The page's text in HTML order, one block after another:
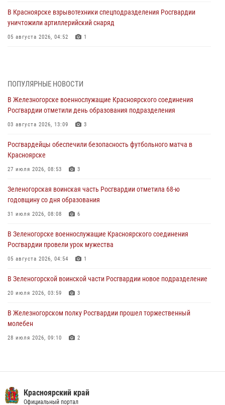
В Красноярске взрывотехники спецподразделения Росгвардии
уничтожили артиллерийский снаряд
05 августа 2026, 04:52 1
04 августа 2026, 09:57
Сотрудники Росгвардии обеспечили общественный порядок во
время проведения экстремального заплыва в Дудинке
04 августа 2026, 08:36 1
В Красноярске сотрудники Росгвардии задержали подозреваемого
в серии краж из супермаркета
04 августа 2026, 06:50
Военнослужащие Красноярского соединения Росгвардии
познакомили отдыхающих детей с тонкостями РХБ защиты
03 августа 2026, 13:12
В Железногорске военнослужащие Красноярского соединения
Росгвардии отметили день образования подразделения
03 августа 2026, 13:09 3
ПОПУЛЯРНЫЕ НОВОСТИ
В Железногорске военнослужащие Красноярского соединения
Росгвардии отметили день образования подразделения
03 августа 2026, 13:09 3
Росгвардейцы обеспечили безопасность футбольного матча в
Красноярске
27 июля 2026, 08:53 3
Зеленогорская воинская часть Росгвардии отметила 68-ю
годовщину со дня образования
31 июля 2026, 08:08 6
В Зеленогорске военнослужащие Красноярского соединения
Росгвардии провели урок мужества
05 августа 2026, 04:54 1
В Зеленогорской воинской части Росгвардии новое подразделение
20 июля 2026, 03:59 3
В Железногорском полку Росгвардии прошел торжественный
молебен
28 июля 2026, 09:10 2
Железногорские росгвардецы получили в руки легендарное оружие
Красноярский край
Официальный портал